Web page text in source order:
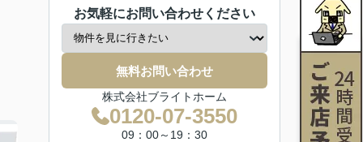
お気軽にお問い合わせください
無料お問い合わせ
株式会社ブライトホーム
0120-07-3550
09：00～19：30